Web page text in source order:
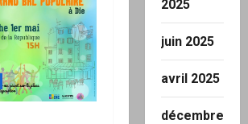
2025
juin 2025
avril 2025
décembre